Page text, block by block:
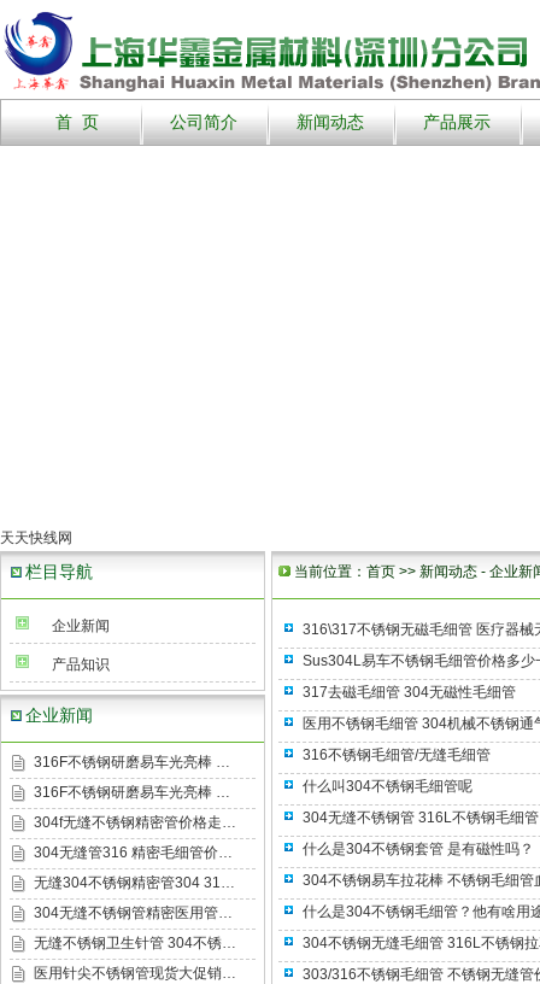
首 页 公司简介 新闻动态 产品展示
天天快线网
栏目导航
企业新闻
产品知识
企业新闻
316F不锈钢研磨易车光亮棒 …
316F不锈钢研磨易车光亮棒 …
304f无缝不锈钢精密管价格走…
304无缝管316 精密毛细管价…
无缝304不锈钢精密管304 31…
304无缝不锈钢管精密医用管…
无缝不锈钢卫生针管 304不锈…
医用针尖不锈钢管现货大促销…
当前位置： 首页 >> 新闻动态 - 企业新
316\317不锈钢无磁毛细管 医疗器械
Sus304L易车不锈钢毛细管价格多少
317去磁毛细管 304无磁性毛细管
医用不锈钢毛细管 304机械不锈钢通
316不锈钢毛细管/无缝毛细管
什么叫304不锈钢毛细管呢
304无缝不锈钢管 316L不锈钢毛细管
什么是304不锈钢套管 是有磁性吗？
304不锈钢易车拉花棒 不锈钢毛细管
什么是304不锈钢毛细管？他有啥用
304不锈钢无缝毛细管 316L不锈钢
303/316不锈钢毛细管 不锈钢无缝管